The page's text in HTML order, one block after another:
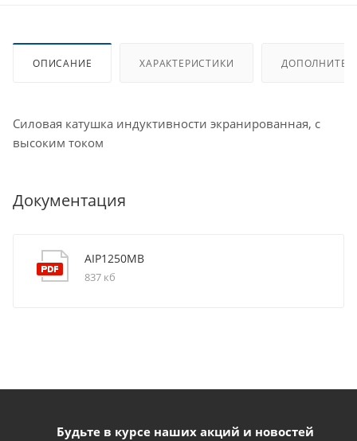
ОПИСАНИЕ ХАРАКТЕРИСТИКИ
Силовая катушка индуктивности экранированная, с
высоким током
Документация
AIP1250MB
837 кб
Будьте в курсе наших акций и новостей